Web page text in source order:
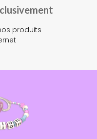
produits